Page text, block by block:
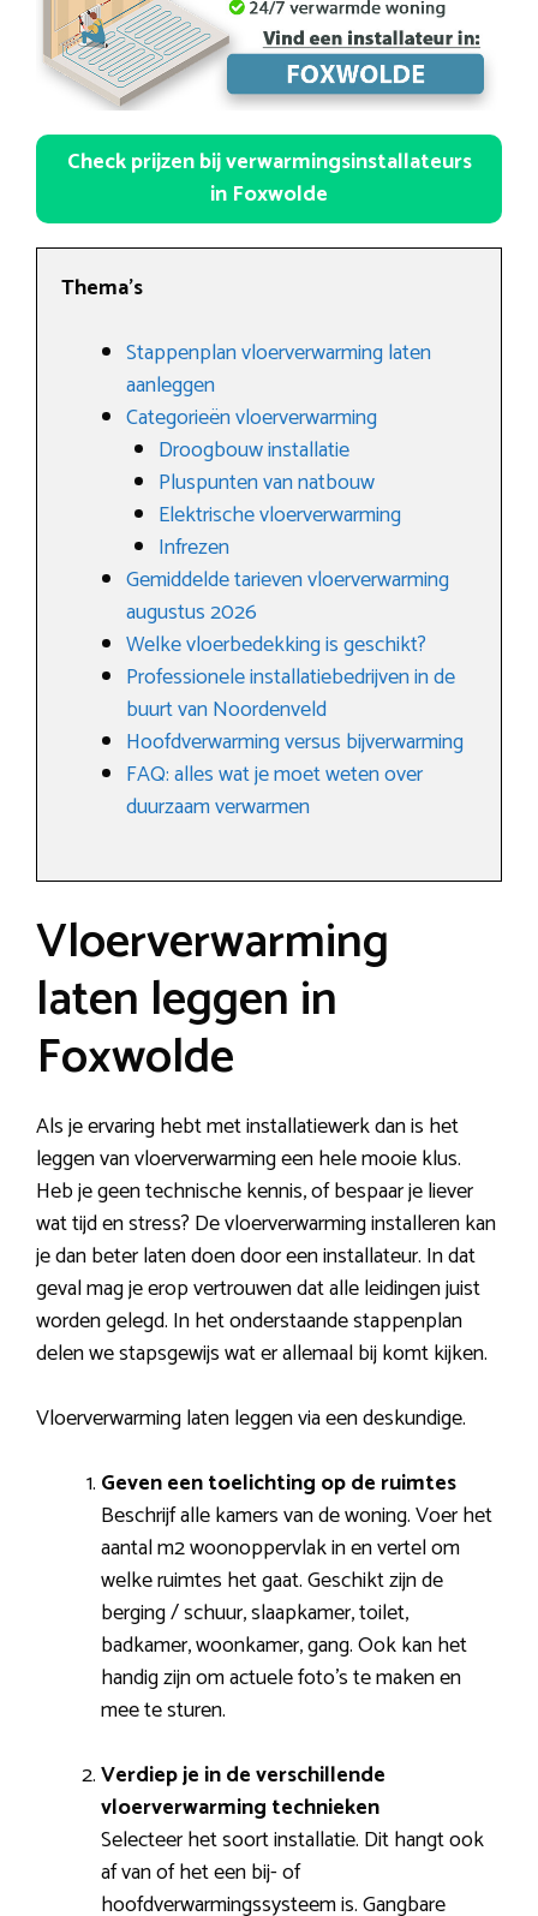
Check prijzen bij verwarmingsinstallateurs
in Foxwolde
Thema’s
Stappenplan vloerverwarming laten
aanleggen
Categorieën vloerverwarming
Droogbouw installatie
Pluspunten van natbouw
Elektrische vloerverwarming
Infrezen
Gemiddelde tarieven vloerverwarming
augustus 2026
Welke vloerbedekking is geschikt?
Professionele installatiebedrijven in de
buurt van Noordenveld
Hoofdverwarming versus bijverwarming
FAQ: alles wat je moet weten over
duurzaam verwarmen
Vloerverwarming
laten leggen in
Foxwolde
Als je ervaring hebt met installatiewerk dan is het
leggen van vloerverwarming een hele mooie klus.
Heb je geen technische kennis, of bespaar je liever
wat tijd en stress? De vloerverwarming installeren kan
je dan beter laten doen door een installateur. In dat
geval mag je erop vertrouwen dat alle leidingen juist
worden gelegd. In het onderstaande stappenplan
delen we stapsgewijs wat er allemaal bij komt kijken.
Vloerverwarming laten leggen via een deskundige.
Geven een toelichting op de ruimtes
Beschrijf alle kamers van de woning. Voer het
aantal m2 woonoppervlak in en vertel om
welke ruimtes het gaat. Geschikt zijn de
berging / schuur, slaapkamer, toilet,
badkamer, woonkamer, gang. Ook kan het
handig zijn om actuele foto’s te maken en
mee te sturen.
Verdiep je in de verschillende
vloerverwarming technieken
Selecteer het soort installatie. Dit hangt ook
af van of het een bij- of
hoofdverwarmingssysteem is. Gangbare